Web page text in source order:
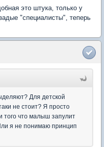
это штука, только у
"специалисты", теперь
Для детской
не стоит? Я просто
того что малыш запулит
я не понимаю принцип